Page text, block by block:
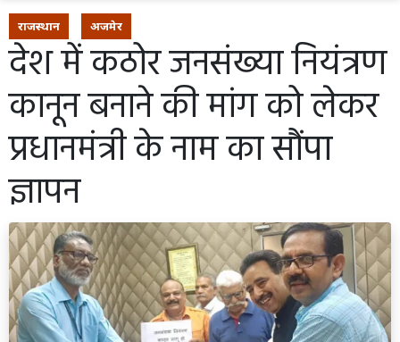
राजस्थान अजमेर
देश में कठोर जनसंख्या नियंत्रण
कानून बनाने की मांग को लेकर
प्रधानमंत्री के नाम का सौंपा
ज्ञापन